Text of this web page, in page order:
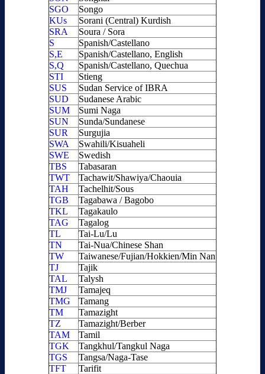
SGO
Songo
KUs
Sorani (Central) Kurdish
SRA
Soura / Sora
S
Spanish/Castellano
S,E
Spanish/Castellano, English
S,Q
Spanish/Castellano, Quechua
STI
Stieng
SUS
Sudan Service of IBRA
SUD
Sudanese Arabic
SUM
Sumi Naga
SUN
Sunda/Sundanese
SUR
Surgujia
SWA
Swahili/Kisuaheli
SWE
Swedish
TBS
Tabasaran
TWT
Tachawit/Shawiya/Chaouia
TAH
Tachelhit/Sous
TGB
Tagabawa / Bagobo
TKL
Tagakaulo
TAG
Tagalog
TL
Tai-Lu/Lu
TN
Tai-Nua/Chinese Shan
TW
Taiwanese/Fujian/Hokkien/Min Nan
TJ
Tajik
TAL
Talysh
TMJ
Tamajeq
TMG
Tamang
TM
Tamazight
TZ
Tamazight/Berber
TAM
Tamil
TGK
Tangkhul/Tangkul Naga
TGS
Tangsa/Naga-Tase
TFT
Tarifit